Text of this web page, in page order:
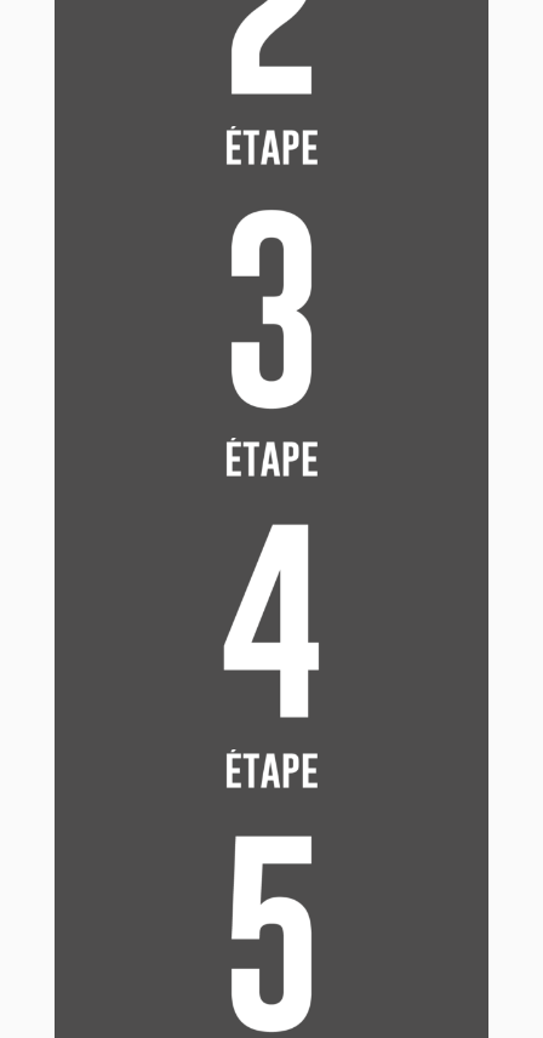
gland du pénis en érection.
Déroule entièrement le préservatif sur le pénis en
pinçant le capuchon. Ne lâche l’extrémité que
Pour faciliter la pénétration et éviter que le
préservatif ne se déchire, n’hésite pas à utiliser du
Après l’éjaculation, retire le préservatif lorsque le
pénis est toujours en érection pour ne pas risquer
une fuite. Fais un petit nœud pour éviter que le
sperme s’écoule et hop, à la poubelle (pas dans les
Tu as encore envie ? Pas de problème, mais avec un
nouveau préservatif !